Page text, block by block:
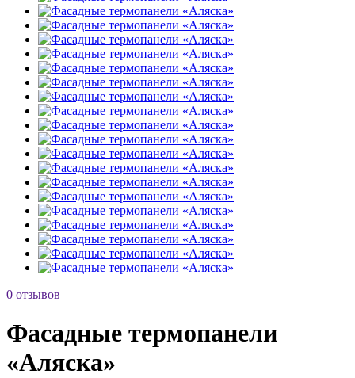
0 отзывов
Фасадные термопанели
«Аляска»